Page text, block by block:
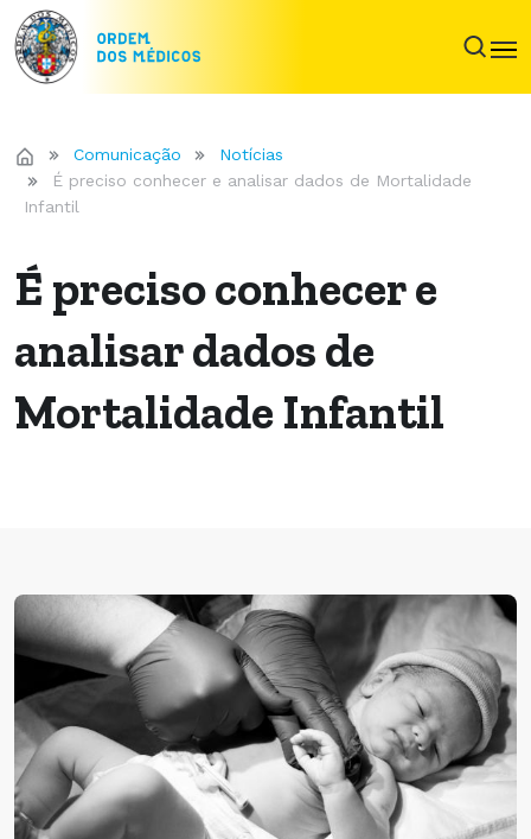
Comunicação
Notícias
É preciso conhecer e analisar dados de Mortalidade
Infantil
É preciso conhecer e
analisar dados de
Mortalidade Infantil